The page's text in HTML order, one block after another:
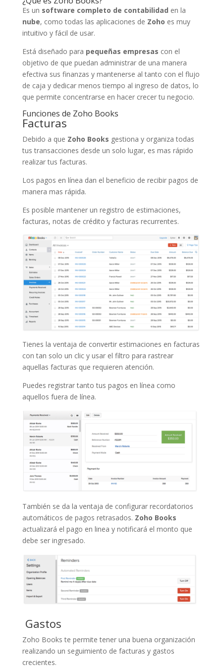
Es un software completo de contabilidad en la
nube, como todas las aplicaciones de Zoho es muy
intuitivo y fácil de usar.
Está diseñado para pequeñas empresas con el
objetivo de que puedan administrar de una manera
efectiva sus finanzas y mantenerse al tanto con el flujo
de caja y dedicar menos tiempo al ingreso de datos, lo
que permite concentrarse en hacer crecer tu negocio.
Funciones de Zoho Books
Facturas
Debido a que Zoho Books gestiona y organiza todas
tus transacciones desde un solo lugar, es mas rápido
realizar tus facturas.
Los pagos en línea dan el beneficio de recibir pagos de
manera mas rápida.
Es posible mantener un registro de estimaciones,
facturas, notas de crédito y facturas recurrentes.
Tienes la ventaja de convertir estimaciones en facturas
con tan solo un clic y usar el filtro para rastrear
aquellas facturas que requieren atención.
Puedes registrar tanto tus pagos en línea como
aquellos fuera de línea.
También se da la ventaja de configurar recordatorios
automáticos de pagos retrasados. Zoho Books
actualizará el pago en linea y notificará el monto que
debe ser ingresado.
Gastos
Zoho Books te permite tener una buena organización
realizando un seguimiento de facturas y gastos
crecientes.